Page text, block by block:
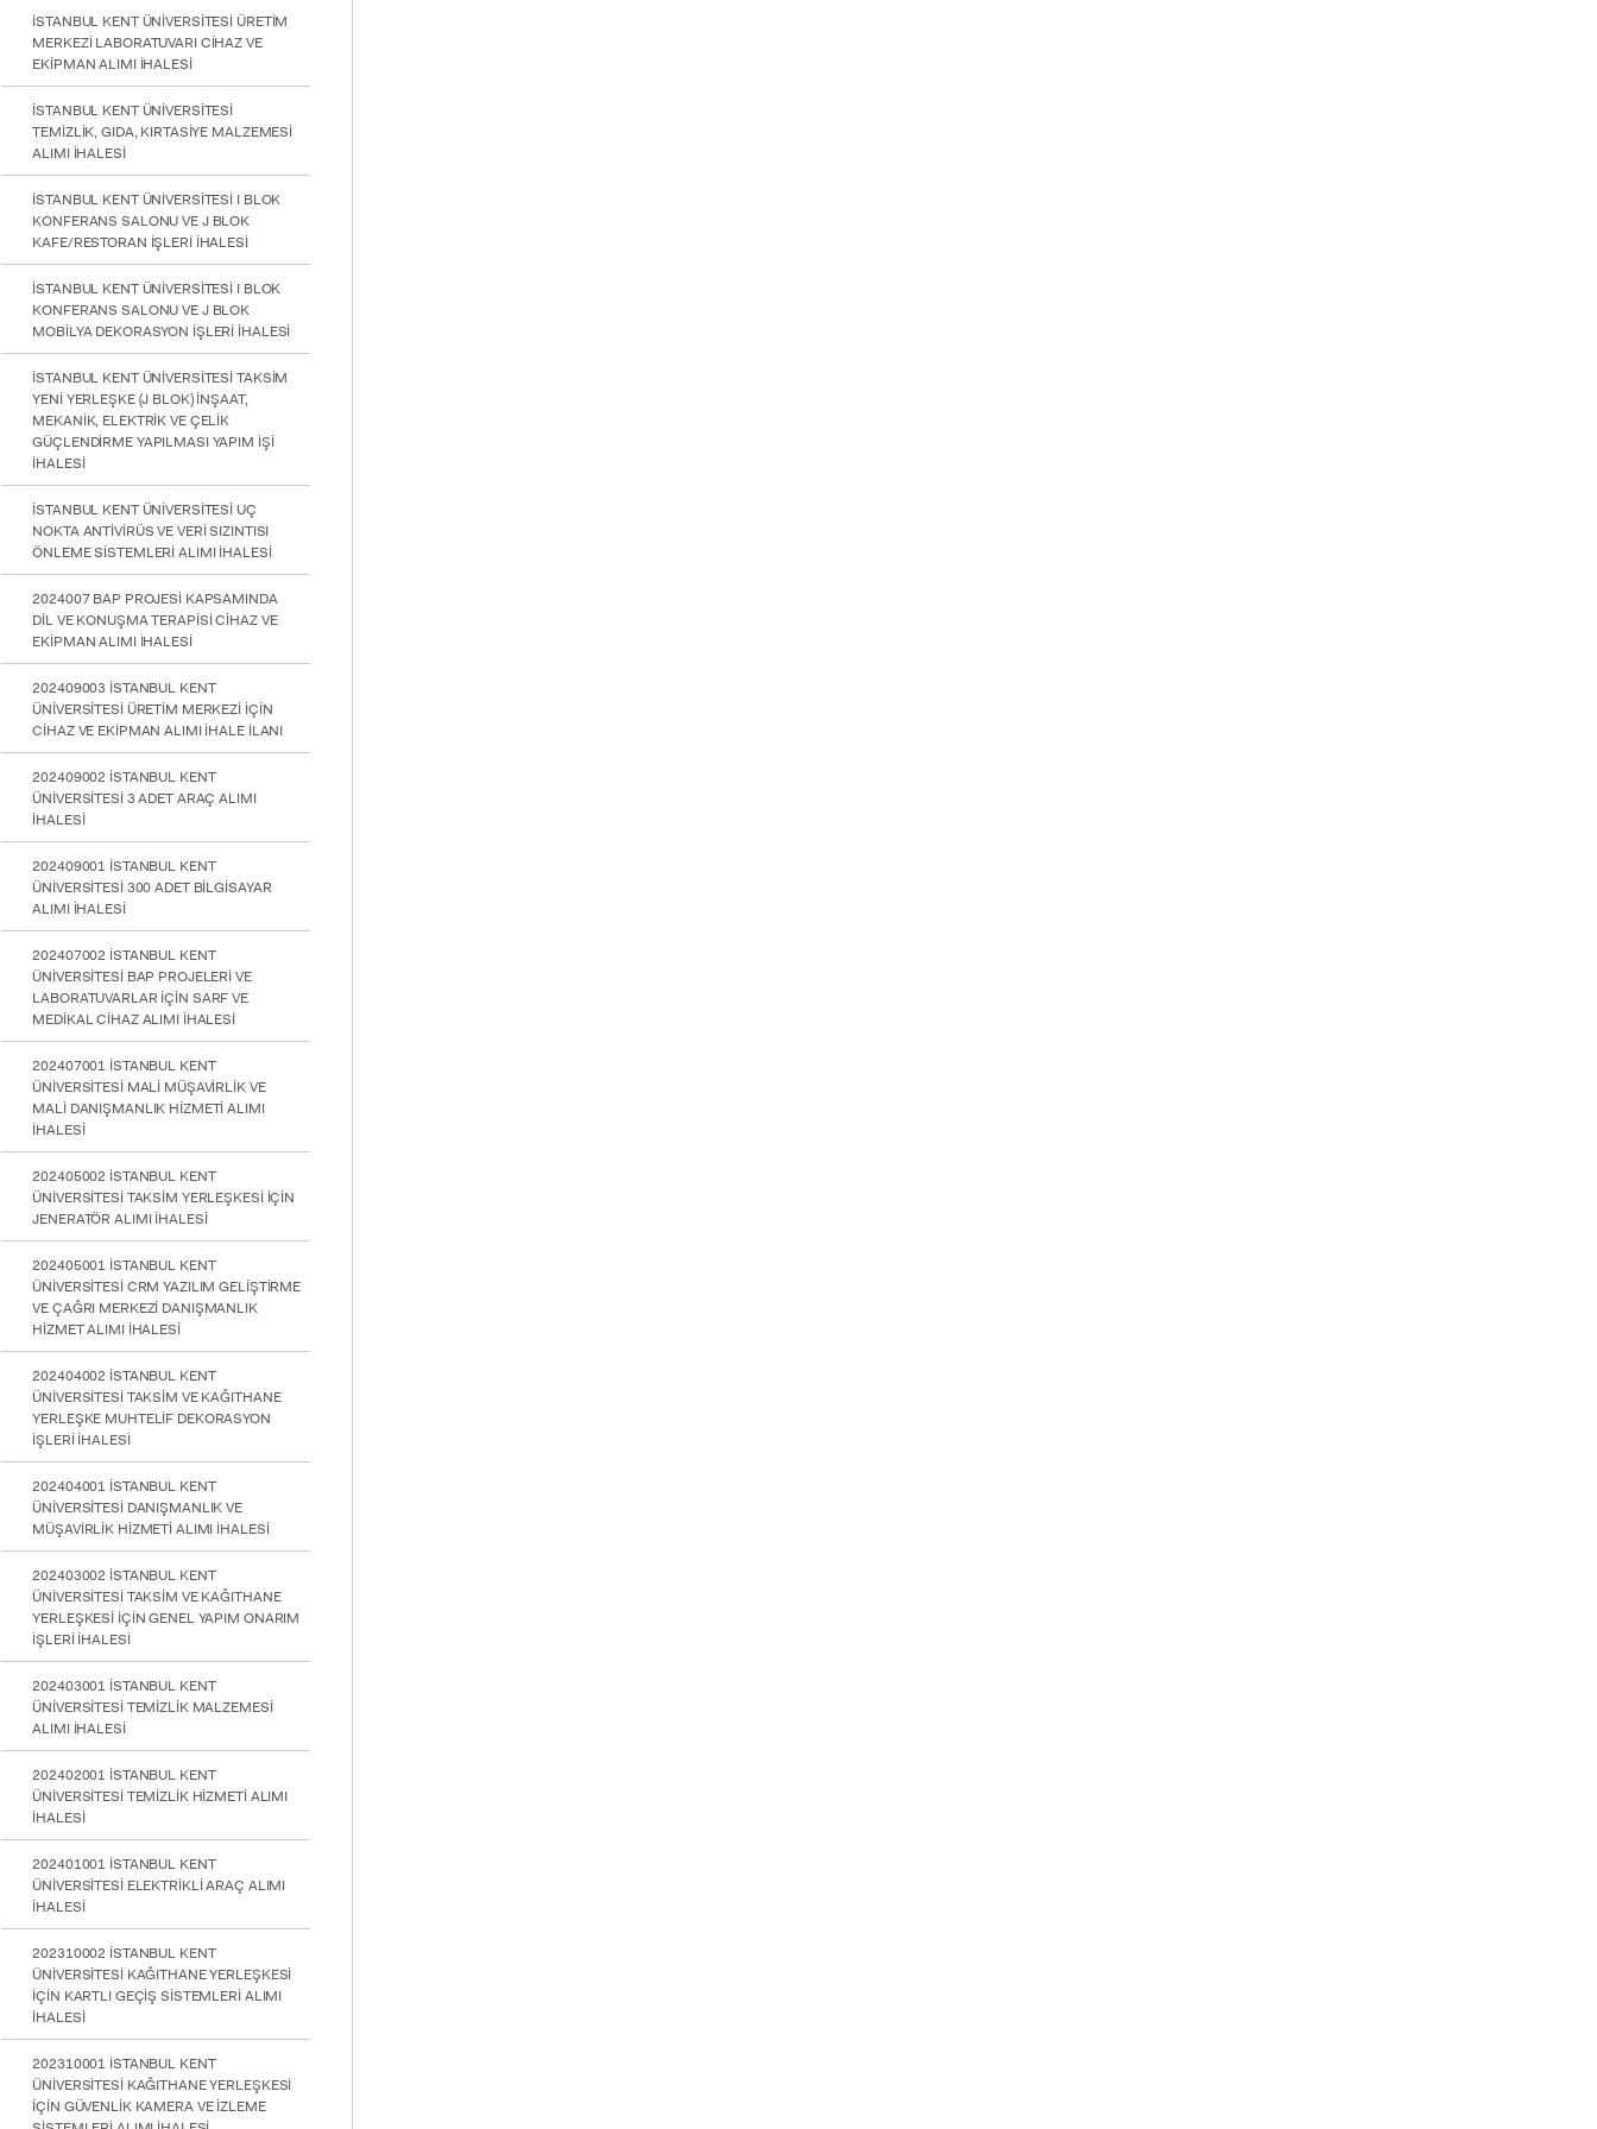
İSTANBUL KENT ÜNİVERSİTESİ ÜRETİM
MERKEZİ LABORATUVARI CİHAZ VE
EKİPMAN ALIMI İHALESİ
İSTANBUL KENT ÜNİVERSİTESİ
TEMİZLİK, GIDA, KIRTASİYE MALZEMESİ
ALIMI İHALESİ
İSTANBUL KENT ÜNİVERSİTESİ I BLOK
KONFERANS SALONU VE J BLOK
KAFE/RESTORAN İŞLERİ İHALESİ
İSTANBUL KENT ÜNİVERSİTESİ I BLOK
KONFERANS SALONU VE J BLOK
MOBİLYA DEKORASYON İŞLERİ İHALESİ
İSTANBUL KENT ÜNİVERSİTESİ TAKSİM
YENİ YERLEŞKE (J BLOK) İNŞAAT,
MEKANİK, ELEKTRİK VE ÇELİK
GÜÇLENDİRME YAPILMASI YAPIM İŞİ
İHALESİ
İSTANBUL KENT ÜNİVERSİTESİ UÇ
NOKTA ANTİVİRÜS VE VERİ SIZINTISI
ÖNLEME SİSTEMLERİ ALIMI İHALESİ
2024007 BAP PROJESİ KAPSAMINDA
DİL VE KONUŞMA TERAPİSİ CİHAZ VE
EKİPMAN ALIMI İHALESİ
202409003 İSTANBUL KENT
ÜNİVERSİTESİ ÜRETİM MERKEZİ İÇİN
CİHAZ VE EKİPMAN ALIMI İHALE İLANI
202409002 İSTANBUL KENT
ÜNİVERSİTESİ 3 ADET ARAÇ ALIMI
İHALESİ
202409001 İSTANBUL KENT
ÜNİVERSİTESİ 300 ADET BİLGİSAYAR
ALIMI İHALESİ
202407002 İSTANBUL KENT
ÜNİVERSİTESİ BAP PROJELERİ VE
LABORATUVARLAR İÇİN SARF VE
MEDİKAL CİHAZ ALIMI İHALESİ
202407001 İSTANBUL KENT
ÜNİVERSİTESİ MALİ MÜŞAVİRLİK VE
MALİ DANIŞMANLIK HİZMETİ ALIMI
İHALESİ
202405002 İSTANBUL KENT
ÜNİVERSİTESİ TAKSİM YERLEŞKESİ İÇİN
JENERATÖR ALIMI İHALESİ
202405001 İSTANBUL KENT
ÜNİVERSİTESİ CRM YAZILIM GELİŞTİRME
VE ÇAĞRI MERKEZİ DANIŞMANLIK
HİZMET ALIMI İHALESİ
202404002 İSTANBUL KENT
ÜNİVERSİTESİ TAKSİM VE KAĞITHANE
YERLEŞKE MUHTELİF DEKORASYON
İŞLERİ İHALESİ
202404001 İSTANBUL KENT
ÜNİVERSİTESİ DANIŞMANLIK VE
MÜŞAVİRLİK HİZMETİ ALIMI İHALESİ
202403002 İSTANBUL KENT
ÜNİVERSİTESİ TAKSİM VE KAĞITHANE
YERLEŞKESİ İÇİN GENEL YAPIM ONARIM
İŞLERİ İHALESİ
202403001 İSTANBUL KENT
ÜNİVERSİTESİ TEMİZLİK MALZEMESİ
ALIMI İHALESİ
202402001 İSTANBUL KENT
ÜNİVERSİTESİ TEMİZLİK HİZMETİ ALIMI
İHALESİ
202401001 İSTANBUL KENT
ÜNİVERSİTESİ ELEKTRİKLİ ARAÇ ALIMI
İHALESİ
202310002 İSTANBUL KENT
ÜNİVERSİTESİ KAĞITHANE YERLEŞKESİ
İÇİN KARTLI GEÇİŞ SİSTEMLERİ ALIMI
İHALESİ
202310001 İSTANBUL KENT
ÜNİVERSİTESİ KAĞITHANE YERLEŞKESİ
İÇİN GÜVENLİK KAMERA VE İZLEME